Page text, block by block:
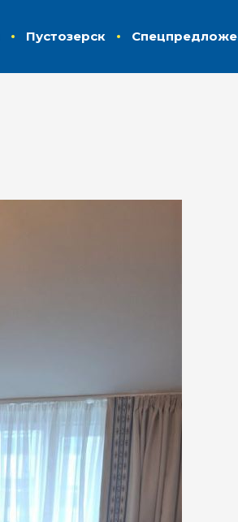
Пустозерск